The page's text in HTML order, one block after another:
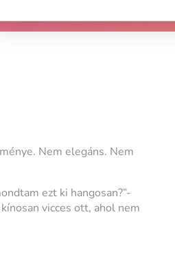
Nem elegáns. Nem
ezt ki hangosan?”-
vicces ott, ahol nem